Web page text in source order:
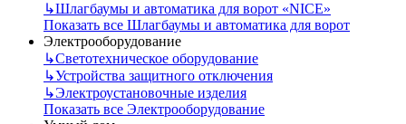
↳Шлагбаумы и автоматика для ворот «NICE»
Показать все Шлагбаумы и автоматика для ворот
Электрооборудование
↳Светотехническое оборудование
↳Устройства защитного отключения
↳Электроустановочные изделия
Показать все Электрооборудование